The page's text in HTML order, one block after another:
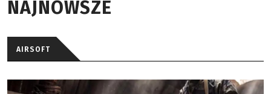
NAJNOWSZE
AIRSOFT